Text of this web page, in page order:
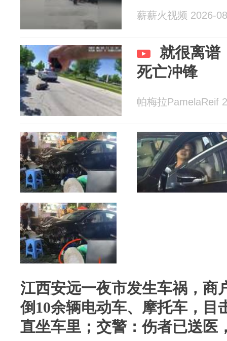
薪薪火视频 2026-
就很离谱
死亡冲锋
帕梅拉PamelaReif
江西安远一夜市发生车祸，商
倒10余辆电动车、摩托车，目
直坐车里；交警：伤者已送医